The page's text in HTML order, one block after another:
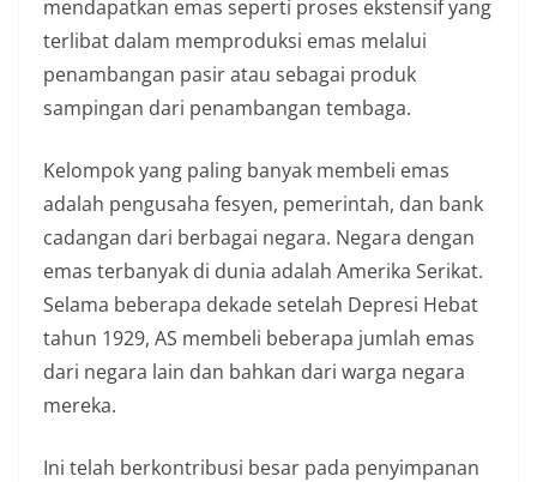
mendapatkan emas seperti proses ekstensif yang
terlibat dalam memproduksi emas melalui
penambangan pasir atau sebagai produk
sampingan dari penambangan tembaga.
Kelompok yang paling banyak membeli emas
adalah pengusaha fesyen, pemerintah, dan bank
cadangan dari berbagai negara. Negara dengan
emas terbanyak di dunia adalah Amerika Serikat.
Selama beberapa dekade setelah Depresi Hebat
tahun 1929, AS membeli beberapa jumlah emas
dari negara lain dan bahkan dari warga negara
mereka.
Ini telah berkontribusi besar pada penyimpanan